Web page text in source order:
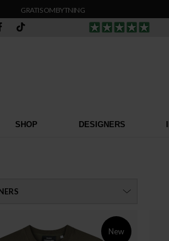
GRATIS OMBYTNING
SHOP DESIGNERS
New